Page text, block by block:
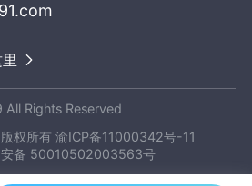
Rights Reserved
权所有 渝ICP备11000342号-11
安备 50010502003563号